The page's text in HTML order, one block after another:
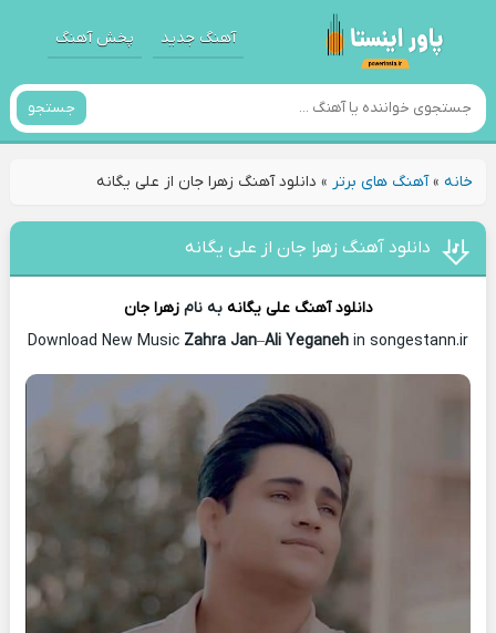
آهنگ جدید پخش آهنگ
جستجو
خانه»آهنگ های برتر » دانلود آهنگ زهرا جان از علی یگانه
دانلود آهنگ زهرا جان از علی یگانه
دانلود آهنگ علی یگانه به نامزهرا جان
Download New Music Zahra Jan–Ali Yeganeh in songestann.ir